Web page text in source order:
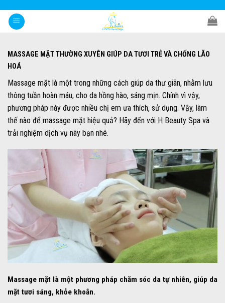
content
MASSAGE MẶT THƯỜNG XUYÊN GIÚP DA TƯƠI TRẺ VÀ CHỐNG LÃO
HOÁ
Massage mặt là một trong những cách giúp da thư giãn, nhằm lưu
thông tuần hoàn máu, cho da hồng hào, sáng mịn. Chính vì vậy,
phương pháp này được nhiều chị em ưa thích, sử dụng. Vậy, làm
thế nào để massage mặt hiệu quả? Hãy đến với H Beauty Spa và
trải nghiệm dịch vụ này bạn nhé.
Massage mặt là một phương pháp chăm sóc da tự nhiên, giúp da
mặt tươi sáng, khỏe khoắn.